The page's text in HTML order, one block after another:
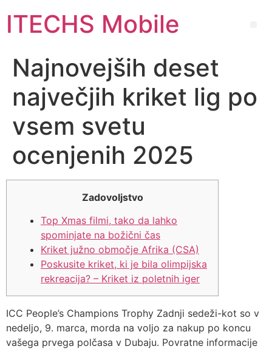
ITECHS Mobile
Najnovejših deset
največjih kriket lig po
vsem svetu
ocenjenih 2025
Zadovoljstvo
Top Xmas filmi, tako da lahko
spominjate na božični čas
Kriket južno območje Afrika (CSA)
Poskusite kriket, ki je bila olimpijska
rekreacija? – Kriket iz poletnih iger
ICC People’s Champions Trophy Zadnji sedeži-kot so v
nedeljo, 9. marca, morda na voljo za nakup po koncu
vašega prvega polčasa v Dubaju. Povratne informacije